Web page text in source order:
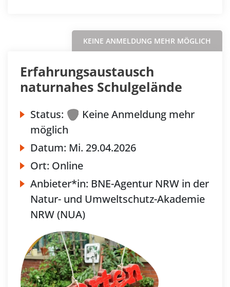
KEINE ANMELDUNG MEHR MÖGLICH
Erfahrungsaustausch
naturnahes Schulgelände
Status:
Keine Anmeldung mehr
möglich
Datum: Mi. 29.04.2026
Ort: Online
Anbieter*in: BNE-Agentur NRW in der
Natur- und Umweltschutz-Akademie
NRW (NUA)